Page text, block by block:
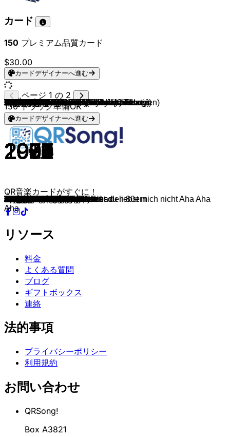
カード
150 プレミアム品質カード
$30.00
カードデザイナーへ進む
Bibi Blocksberg
1980
Bibi Blocksberg Titellied aus den 80ern
Michael Thilo
1977
Benjamin Blümchen Lied
Pat Boone
1962
Speedy Gonzales
Haindling
1995
Hühnertechno
Haindling
1984
Lang scho nimmer g'sehn
Haindling
1985
Spinn i
Haindling
1987
Paula
Haindling
1984
Du Depp
Hubert von Goisern
2011
Brenna tuats guat
Hubert von Goisern und die Alpinkatzen
1992
Koa Hiatamadl
Milli Vanilli
1988
Girl You Know It's True
Milli Vanilli
1989
Blame It on the Rain
EAV (Erste Allgemeine Verunsicherung)
1985
Heiße Nächte
Döf
1983
Taxi
Roxette
1991
Joyride
Trio
1981
Da Da Da ich lieb dich nicht du liebst mich nicht Aha Aha
Aha
Vanessa Carlton
2001
A Thousand Miles
Spice Girls
1996
Wannabe
BENNETT
2024
Vois sur ton chemin
Lily Allen
2008
Not Fair
Natalie Imbruglia
1997
Torn
La Bouche
1994
Sweet Dreams
Tom Jones & Mousse T.
1999
Sexbomb
Boney M.
1976
Daddy Cool
Village People
1979
YMCA
Aqua
1997
Barbie Girl
Eminem
2024
Houdini
Eminem
2000
The Real Slim Shady
Wheatus
1999
Teenage Dirtbag
Sophie Ellis-Bextor
2001
Murder On The Dancefloor
Alcazar
2001
Crying at the Discoteque
Panjabi MC
2002
Mundian To Bach Ke
Missy Elliott
2002
Work It
Ronan Keating
2000
Life Is A Rollercoaster
Justin Timberlake & Timbaland
2006
SexyBack
Kylie Minogue
2001
Can't Get You Out of My Head
Safri Duo
2001
Played-A-Live
Uncle Kracker
2000
Follow Me
Gorillaz (feat. Del The Funky Homosapien)
2001
Clint Eastwood
Die Prinzen
1993
Alles nur geklaut
Oimara
2024
Wackelkontakt
Las Ketchup
2002
The Ketchup Song
Nickelback
2005
Rockstar
Scooter
2002
The Logical Song
Scooter
1998
How Much Is the Fish?
Shakira
2001
Whenever, Wherever
Anastacia
2001
Paid My Dues
Stefan Raab
1999
Maschen-Draht-Zaun
t.A.T.u.
2002
All The Things She Said
Buddy
2003
Ab in den Süden
Blu Cantrell & Sean Paul
2003
Breathe
Jennifer Lopez
2002
Jenny from the Block
Beyoncé (feat. Jay-Z)
2003
Crazy In Love
Beyoncé
2008
Halo
Beyoncé
2024
TEXAS HOLD 'EM
Beyoncé
2008
Single Ladies
O-Zone
2004
Dragostea Din Tei
Usher (feat. Lil' Jon & Ludacris)
2004
Yeah!
Britney Spears
2004
Toxic
Eric Prydz
2004
Call On Me
No Angels
2001
Daylight in Your Eyes
Spice Girls
1998
Viva Forever
Robbie Williams
2000
Rock DJ
Robbie Williams
2002
Feel
Robbie Williams
1997
Let Me Entertain You
Black Eyed Peas
2005
Don't Phunk With My Heart
Black Eyed Peas
2009
I Gotta Feeling
Black Eyed Peas
2005
Pump It
Jennifer Lopez
2002
Jenny from the Block
Bob Sinclar, Goleo & Gary Nesta Pine
2005
Love Generation
Amy Winehouse
2006
Rehab
Gwen Stefani & Akon
2006
The Sweet Escape
Ida Corr
2007
Let Me Think About It
DJ Ötzi
2007
Ein Stern
P!nk & Indigo Girls
2007
Dear Mr. President
MIKA
2007
Grace Kelly
Rihanna
2007
Umbrella
Coldplay
2008
Viva La Vida
Katy Perry
2008
I Kissed A Girl
Markus Becker & Die Mallorca Cowboys
2007
Das rote Pferd
Ich + Ich
2007
Vom selben Stern
Ich + Ich
2009
Pflaster
Lady Gaga (feat. Colby O'Donis)
2008
Just Dance
Gigi D'Agostino
1999
The Riddle
Lady Gaga
2008
Poker Face
Peter Fox
2008
Haus am See
The Killers
2008
Human
Al Bano & Romina Power
1982
Felicità
Ricchi E Poveri
1981
Sarà perché ti amo
Umberto Tozzi
1977
Ti Amo
Umberto Tozzi
1979
Gloria
Tiziano Ferro
2006
Stop! Dimentica
Falco
1985
Rock Me Amadeus
DJ Ötzi
1999
Anton aus Tirol
Swedish House Mafia (feat. John Martin)
2012
Don't You Worry Child
Adele
2011
Set Fire To The Rain
David Guetta & USHER
2011
Without You
Calvin Harris & Dua Lipa
2018
One Kiss
Years & Years
2015
King
Robin Thicke, Pharrell Williams, T.I.
2013
Blurred Lines
ページ 1 の 2
150トラック準備OK
カードデザイナーへ進む
QR音楽カードがすぐに！
リソース
料金
よくある質問
ブログ
ギフトボックス
連絡
法的事項
プライバシーポリシー
利用規約
お問い合わせ
QRSong!
Box A3821